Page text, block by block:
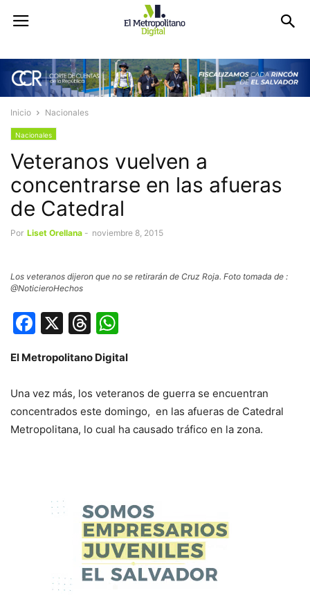
Inicio Nacionales
Nacionales
Veteranos vuelven a
concentrarse en las afueras
de Catedral
Por Liset Orellana - noviembre 8, 2015
Los veteranos dijeron que no se retirarán de Cruz Roja. Foto tomada de :
@NoticieroHechos
Facebook
X Threads
El Metropolitano Digital
Una vez más, los veteranos de guerra se encuentran
concentrados este domingo, en las afueras de Catedral
Metropolitana, lo cual ha causado tráfico en la zona.